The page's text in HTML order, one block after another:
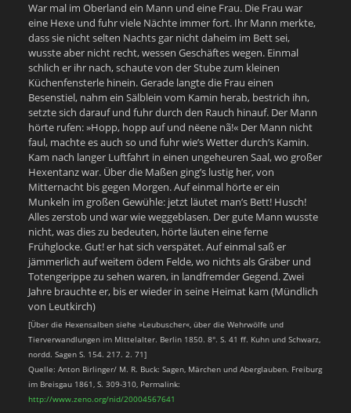
War mal im Oberland ein Mann und eine Frau. Die Frau war
eine Hexe und fuhr viele Nächte immer fort. Ihr Mann merkte,
dass sie nicht selten Nachts gar nicht daheim im Bett sei,
wusste aber nicht recht, wessen Geschäftes wegen. Einmal
schlich er ihr nach, schaute von der Stube zum kleinen
Küchenfensterle hinein. Gerade langte die Frau einen
Besenstiel, nahm ein Sälblein vom Kamin herab, bestrich ihn,
setzte sich darauf und fuhr durch den Rauch hinauf. Der Mann
hörte rufen: »Hopp, hopp auf und nёene nã!« Der Mann nicht
faul, machte es auch so und fuhr wie’s Wetter durch’s Kamin.
Kam nach langer Luftfahrt in einen ungeheuren Saal, wo großer
Hexentanz war. Über die Maßen ging’s lustig her, von
Mitternacht bis gegen Morgen. Auf einmal hörte er ein
Munkeln im großen Gewühle: jetzt läutet man’s Bett! Husch!
Alles zerstob und war wie weggeblasen. Der gute Mann wusste
nicht, was dies zu bedeuten, hörte läuten eine ferne
Frühglocke. Gut! er hat sich verspätet. Auf einmal saß er
jämmerlich auf weitem ödem Felde, wo nichts als Gräber und
Totengerippe zu sehen waren, in landfremder Gegend. Zwei
Jahre brauchte er, bis er wieder in seine Heimat kam (Mündlich
von Leutkirch)
[Über die Hexensalben siehe »Leubuscher«, über die Wehrwölfe und
Tierverwandlungen im Mittelalter. Berlin 1850. 8°. S. 41 ff. Kuhn und Schwarz,
nordd. Sagen S. 154. 217. 2. 71]
Quelle: Anton Birlinger/ M. R. Buck: Sagen, Märchen und Aberglauben. Freiburg
im Breisgau 1861, S. 309-310, Permalink:
http://www.zeno.org/nid/20004567641